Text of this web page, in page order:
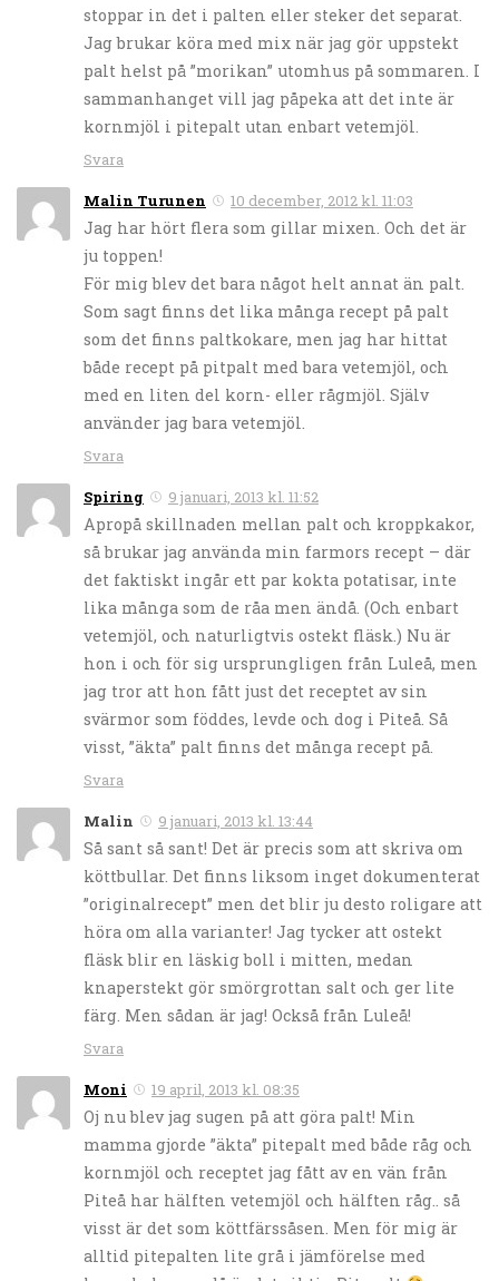
stoppar in det i palten eller steker det separat.
Jag brukar köra med mix när jag gör uppstekt
palt helst på ”morikan” utomhus på sommaren. I
sammanhanget vill jag påpeka att det inte är
kornmjöl i pitepalt utan enbart vetemjöl.
Svara
Malin Turunen 10 december, 2012 kl. 11:03
Jag har hört flera som gillar mixen. Och det är
ju toppen!
För mig blev det bara något helt annat än palt.
Som sagt finns det lika många recept på palt
som det finns paltkokare, men jag har hittat
både recept på pitpalt med bara vetemjöl, och
med en liten del korn- eller rågmjöl. Själv
använder jag bara vetemjöl.
Svara
Spiring 9 januari, 2013 kl. 11:52
Apropå skillnaden mellan palt och kroppkakor,
så brukar jag använda min farmors recept – där
det faktiskt ingår ett par kokta potatisar, inte
lika många som de råa men ändå. (Och enbart
vetemjöl, och naturligtvis ostekt fläsk.) Nu är
hon i och för sig ursprungligen från Luleå, men
jag tror att hon fått just det receptet av sin
svärmor som föddes, levde och dog i Piteå. Så
visst, ”äkta” palt finns det många recept på.
Svara
Malin 9 januari, 2013 kl. 13:44
Så sant så sant! Det är precis som att skriva om
köttbullar. Det finns liksom inget dokumenterat
”originalrecept” men det blir ju desto roligare att
höra om alla varianter! Jag tycker att ostekt
fläsk blir en läskig boll i mitten, medan
knaperstekt gör smörgrottan salt och ger lite
färg. Men sådan är jag! Också från Luleå!
Svara
Moni 19 april, 2013 kl. 08:35
Oj nu blev jag sugen på att göra palt! Min
mamma gjorde ”äkta” pitepalt med både råg och
kornmjöl och receptet jag fått av en vän från
Piteå har hälften vetemjöl och hälften råg.. så
visst är det som köttfärssåsen. Men för mig är
alltid pitepalten lite grå i jämförelse med